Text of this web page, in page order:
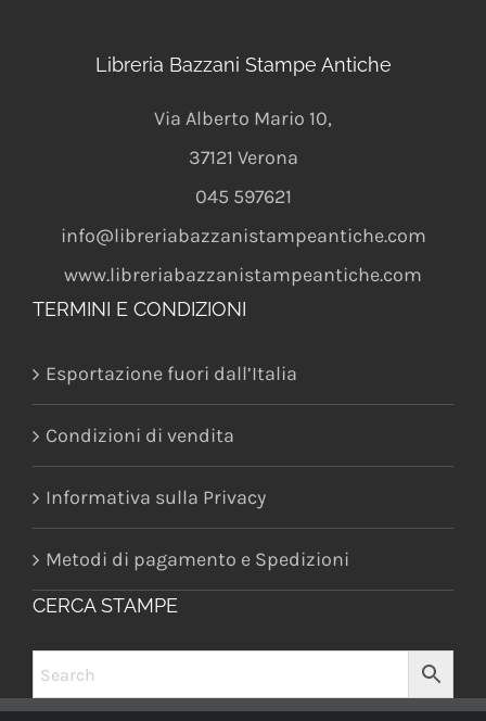
Libreria Bazzani Stampe Antiche
Via Alberto Mario 10,
37121 Verona
045 597621
info@libreriabazzanistampeantiche.com
www.libreriabazzanistampeantiche.com
TERMINI E CONDIZIONI
Esportazione fuori dall’Italia
Condizioni di vendita
Informativa sulla Privacy
Metodi di pagamento e Spedizioni
CERCA STAMPE